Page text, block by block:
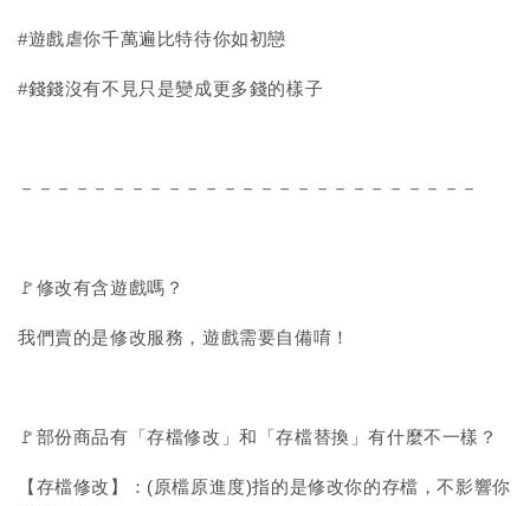
#遊戲虐你千萬遍比特待你如初戀
#錢錢沒有不見只是變成更多錢的樣子
－－－－－－－－－－－－－－－－－－－－－－－－－
🚩修改有含遊戲嗎？
我們賣的是修改服務，遊戲需要自備唷！
🚩部份商品有「存檔修改」和「存檔替換」有什麼不一樣？
【存檔修改】：(原檔原進度)指的是修改你的存檔，不影響你